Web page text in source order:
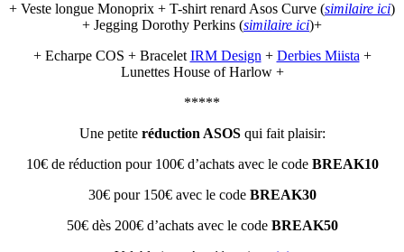
+ Veste longue Monoprix + T-shirt renard Asos Curve (similaire ici)
+ Jegging Dorothy Perkins (similaire ici)+
+ Echarpe COS + Bracelet IRM Design + Derbies Miista +
Lunettes House of Harlow +
*****
Une petite réduction ASOS qui fait plaisir:
10€ de réduction pour 100€ d’achats avec le code BREAK10
30€ pour 150€ avec le code BREAK30
50€ dès 200€ d’achats avec le code BREAK50